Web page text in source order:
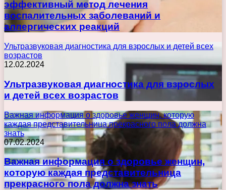
эффективный метод лечения
воспалительных заболеваний и
аллергических реакций
Ультразвуковая диагностика для взрослых и детей всех
возрастов
12.02.2024
Ультразвуковая диагностика для взрослых
и детей всех возрастов
Важная информация о здоровье женщин, которую
каждая представительница прекрасного пола должна
знать
07.02.2024
Важная информация о здоровье женщин,
которую каждая представительница
прекрасного пола должна знать